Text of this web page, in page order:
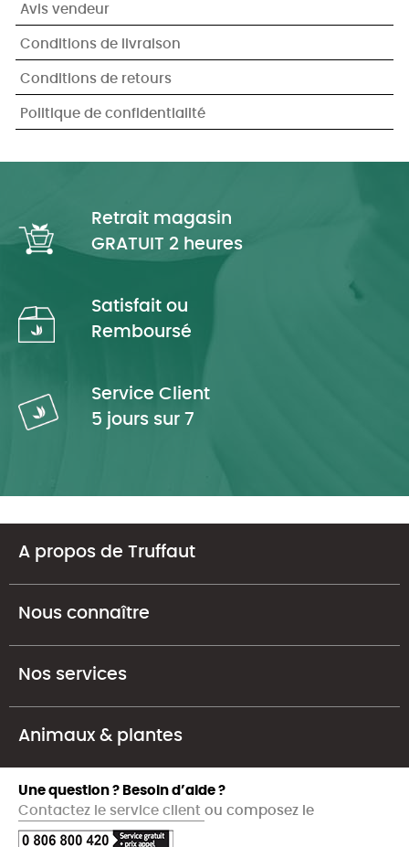
Avis vendeur
Conditions de livraison
Conditions de retours
Politique de confidentialité
Retrait magasin
GRATUIT 2 heures
Satisfait ou
Remboursé
Service Client
5 jours sur 7
A propos de Truffaut
Nous connaître
Nos services
Animaux & plantes
Une question ? Besoin d’aide ?
Contactez le service client ou composez le